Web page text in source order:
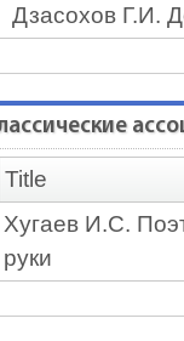
Дзасохов Г.И.
Title
Хугаев И.С.
руки